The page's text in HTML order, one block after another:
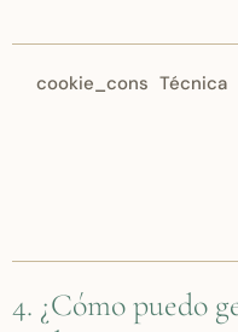
cookie_consentTécnica
4. ¿Cómo puedo